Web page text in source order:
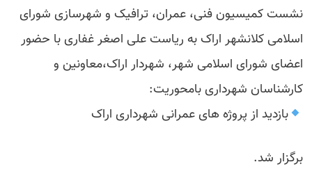
نشست کمیسیون فنی، عمران، ترافیک و شهرسازی شورای
اسلامی کلانشهر اراک به ریاست علی اصغر غفاری با حضور
اعضای شورای اسلامی شهر، شهردار اراک،معاونین و
کارشناسان شهرداری بامحوریت:
بازدید از پروژه های عمرانی شهرداری اراک
برگزار شد.